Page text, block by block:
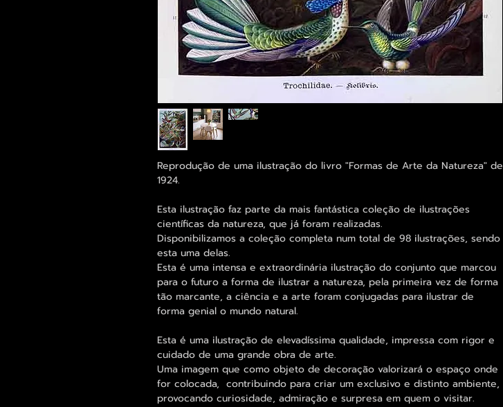
Reprodução de uma ilustração do livro "Formas de Arte da Natureza" de
1924.
Esta ilustração faz parte da mais fantástica coleção de ilustrações
científicas da natureza, que já foram realizadas.
Disponibilizamos a coleção completa num total de 98 ilustrações, sendo
esta uma delas.
Esta é uma intensa e extraordinária ilustração do conjunto que marcou
para o futuro a forma de ilustrar a natureza, pela primeira vez de forma
tão marcante, a ciência e a arte foram conjugadas para ilustrar de
forma genial o mundo natural.
Esta é uma ilustração de elevadíssima qualidade, impressa com rigor e
cuidado de uma grande obra de arte.
Uma imagem que como objeto de decoração valorizará o espaço onde
for colocada, contribuindo para criar um exclusivo e distinto ambiente,
provocando curiosidade, admiração e surpresa em quem o visitar.